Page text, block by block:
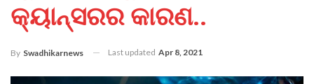
କ୍ୟାନ୍ସରର କାରଣ..
By Swadhikarnews Last updated Apr 8, 2021